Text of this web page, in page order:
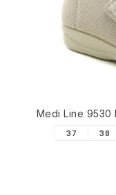
Medi Line
37 38